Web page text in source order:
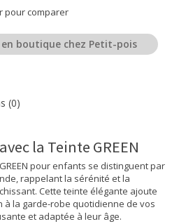
pour comparer
boutique chez Petit-pois
(0)
la Teinte GREEN
pour enfants se distinguent par
rappelant la sérénité et la
Cette teinte élégante ajoute
à la garde-robe quotidienne de vos
et adaptée à leur âge.